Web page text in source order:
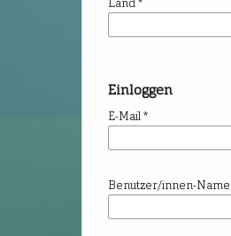
Land*
Einloggen
E-Mail*
Benutzer/innen-Name